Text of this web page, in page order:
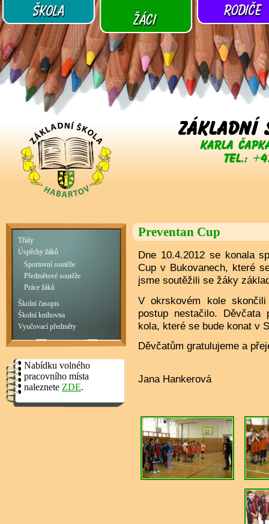
Třídy
Úspěchy žáků
Sportovní soutěže
Předmětové soutěže
Práce žáků
Školní časopis
Školní knihovna
Vyučovací předměty
Nabídku volného
pracovního místa
naleznete ZDE.
Preventan Cup
Dne 10.4.2012 se konala
Cup v Bukovanech, které
jsme soutěžili se žáky
V okrskovém kole
postup nestačilo.
kola, které se bude konat v
Děvčatům gratulujeme a
Jana Hankerová